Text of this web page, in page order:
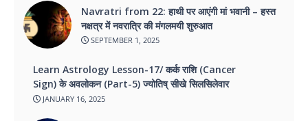
Navratri from 22: हाथी पर आएंगी मां भवानी – हस्त
नक्षत्र में नवरात्रि की मंगलमयी शुरुआत
SEPTEMBER 1, 2025
Learn Astrology Lesson-17/ कर्क राशि (Cancer
Sign) के अवलोकन (Part-5) ज्योतिष् सीखे सिलसिलेवार
JANUARY 16, 2025